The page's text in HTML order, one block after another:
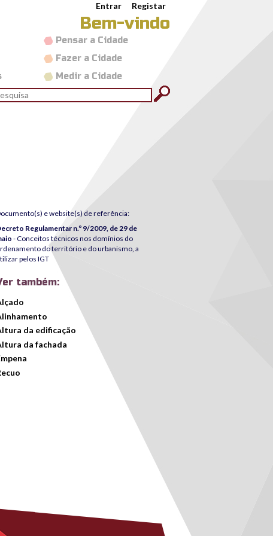
Entrar Registar
Bem-vindo
Pensar a Cidade
Fazer a Cidade
Medir a Cidade
de pesquisa
e website(s) de referência:
Regulamentar n.º 9/2009, de 29 de
- Conceitos técnicos nos domínios do
do território e do urbanismo, a
pelos IGT
também:
da edificação
da fachada